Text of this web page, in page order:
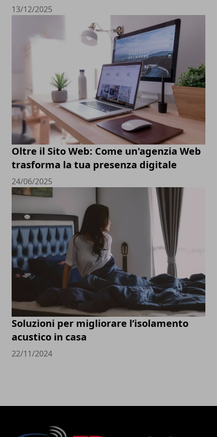
13/12/2025
Oltre il Sito Web: Come un'agenzia Web
trasforma la tua presenza digitale
24/06/2025
Soluzioni per migliorare l’isolamento
acustico in casa
22/11/2024